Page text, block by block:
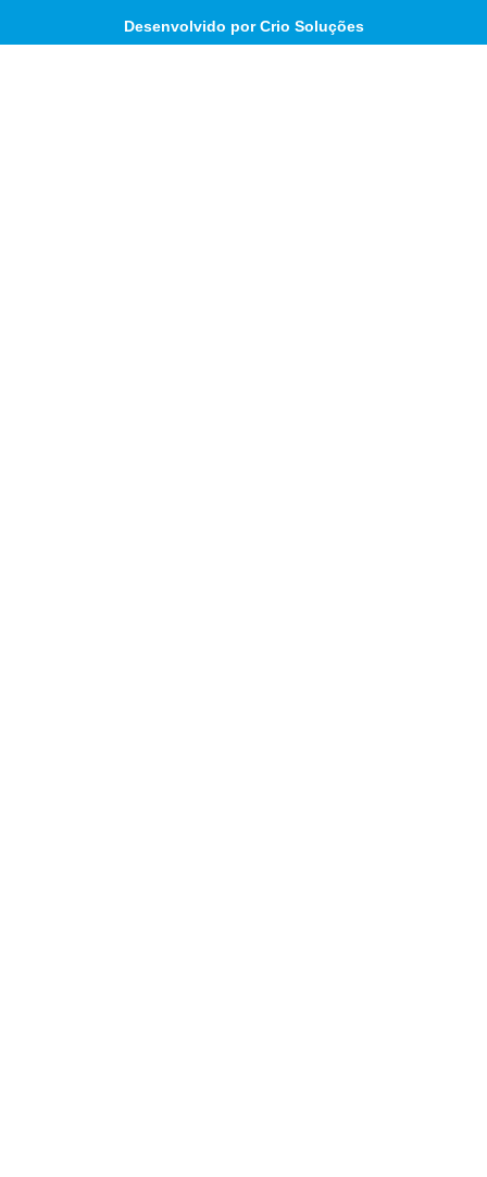
Desenvolvido por Crio Soluções